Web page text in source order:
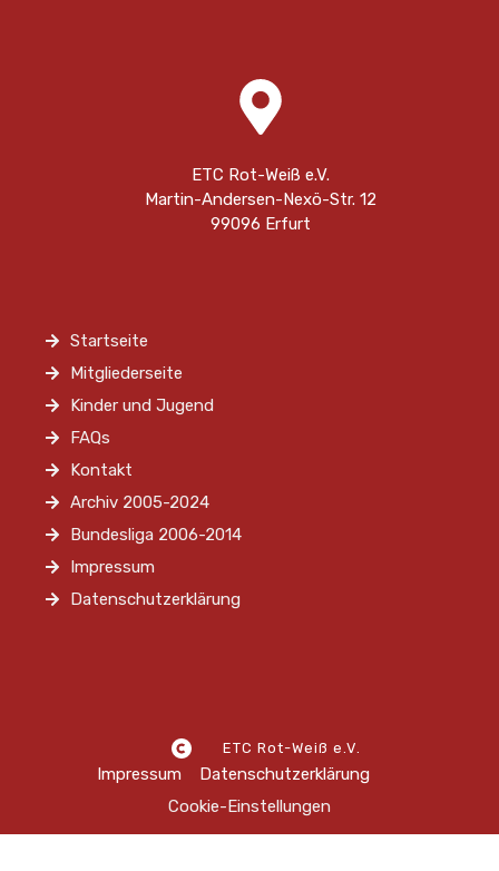
ETC Rot-Weiß e.V.
Martin-Andersen-Nexö-Str. 12
99096 Erfurt
Startseite
Mitgliederseite
Kinder und Jugend
FAQs
Kontakt
Archiv 2005-2024
Bundesliga 2006-2014
Impressum
Datenschutzerklärung
ETC Rot-Weiß e.V.
Impressum
Datenschutzerklärung
Cookie-Einstellungen